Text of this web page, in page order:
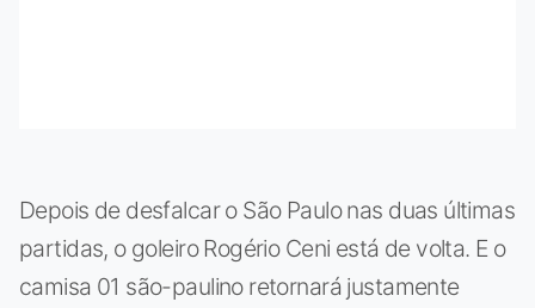
Depois de desfalcar o São Paulo nas duas últimas
partidas, o goleiro Rogério Ceni está de volta. E o
camisa 01 são-paulino retornará justamente